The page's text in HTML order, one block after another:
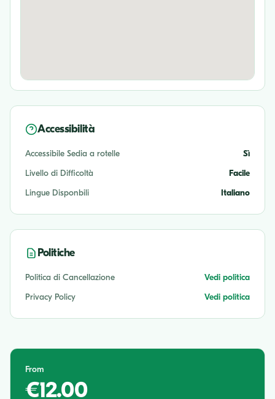
Accessibilità
Accessibile Sedia a rotelle
Sì
Livello di Difficoltà
Facile
Lingue Disponbili
Italiano
Politiche
Politica di Cancellazione
Vedi politica
Privacy Policy
Vedi politica
From
€12.00